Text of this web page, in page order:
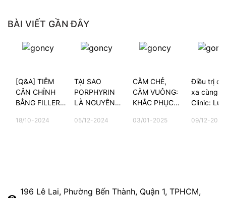
BÀI VIẾT GẦN ĐÂY
[Q&A] TIÊM
CÂN CHỈNH
BẰNG FILLER
KHÔNG?
18/10-2024
TẠI SAO
PORPHYRIN
LÀ NGUYÊN
GÂY NÊN
05/12-2024
CẰM CHẺ,
CẰM VUÔNG:
KHẮC PHỤC
NÀO?
03/01-2025
Điều trị
xa cùng
Clinic: Lựa
kiều bào
09/12-2025
196 Lê Lai, Phường Bến Thành, Quận 1, TPHCM,